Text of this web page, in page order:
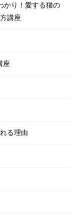
かり！愛する猫の
講座
座
る理由